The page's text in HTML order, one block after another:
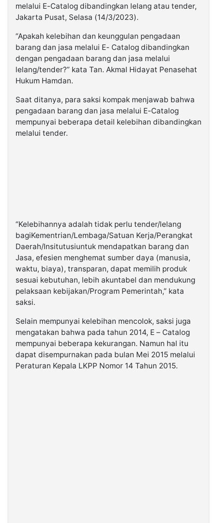
melalui E-Catalog dibandingkan lelang atau tender,
Jakarta Pusat, Selasa (14/3/2023).
“Apakah kelebihan dan keunggulan pengadaan
barang dan jasa melalui E- Catalog dibandingkan
dengan pengadaan barang dan jasa melalui
lelang/tender?” kata Tan. Akmal Hidayat Penasehat
Hukum Hamdan.
Saat ditanya, para saksi kompak menjawab bahwa
pengadaan barang dan jasa melalui E-Catalog
mempunyai beberapa detail kelebihan dibandingkan
melalui tender.
“Kelebihannya adalah tidak perlu tender/lelang
bagiKementrian/Lembaga/Satuan Kerja/Perangkat
Daerah/Insitutusiuntuk mendapatkan barang dan
Jasa, efesien menghemat sumber daya (manusia,
waktu, biaya), transparan, dapat memilih produk
sesuai kebutuhan, lebih akuntabel dan mendukung
pelaksaan kebijakan/Program Pemerintah,” kata
saksi.
Selain mempunyai kelebihan mencolok, saksi juga
mengatakan bahwa pada tahun 2014, E – Catalog
mempunyai beberapa kekurangan. Namun hal itu
dapat disempurnakan pada bulan Mei 2015 melalui
Peraturan Kepala LKPP Nomor 14 Tahun 2015.